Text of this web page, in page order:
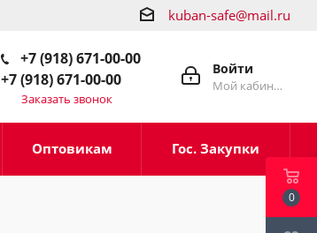
kuban-safe@mail.ru
Войти
Мой кабинет
+7 (918) 671-00-00
+7 (918) 671-00-00
Заказать звонок
Оптовикам Гос. Закупки
0